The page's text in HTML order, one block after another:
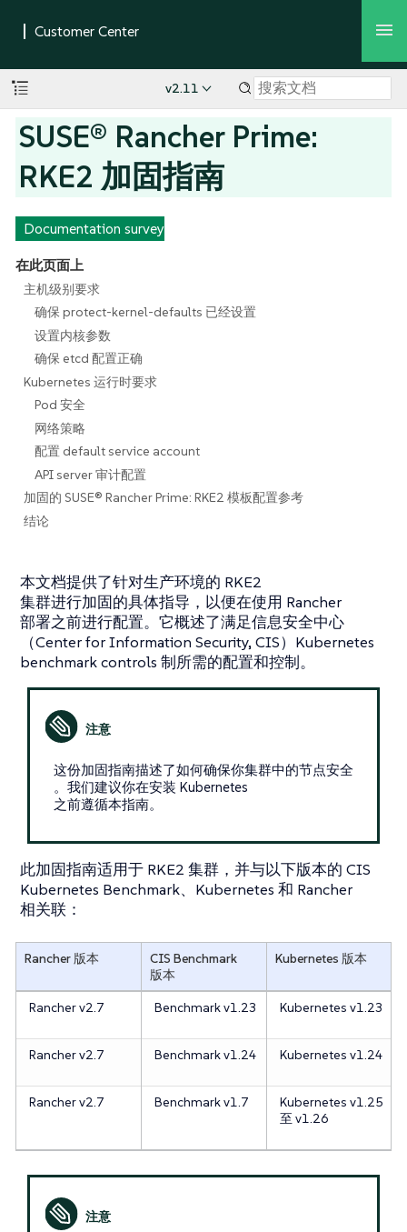
v2.11
SUSE® Rancher Prime:
RKE2 加固指南
Documentation survey
在此页面上
主机级别要求
确保 protect-kernel-defaults 已经设置
设置内核参数
确保 etcd 配置正确
Kubernetes 运行时要求
Pod 安全
网络策略
配置 default service account
API server 审计配置
加固的 SUSE® Rancher Prime: RKE2 模板配置参考
结论
本文档提供了针对生产环境的 RKE2
集群进行加固的具体指导，以便在使用 Rancher
部署之前进行配置。它概述了满足信息安全中心
（Center for Information Security, CIS）Kubernetes
benchmark controls 制所需的配置和控制。
这份加固指南描述了如何确保你集群中的节点安全
。我们建议你在安装 Kubernetes
之前遵循本指南。
此加固指南适用于 RKE2 集群，并与以下版本的 CIS
Kubernetes Benchmark、Kubernetes 和 Rancher
相关联：
Rancher 版本
CIS Benchmark
版本
Kubernetes 版本
Rancher v2.7 Benchmark v1.23 Kubernetes v1.23
Rancher v2.7 Benchmark v1.24 Kubernetes v1.24
Rancher v2.7 Benchmark v1.7
Kubernetes v1.25
至 v1.26